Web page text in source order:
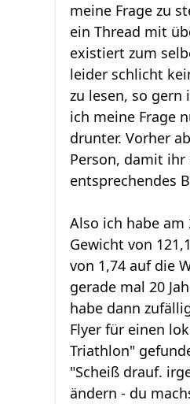
meine Frage zu
ein Thread mit
existiert zum
leider schlicht
zu lesen, so
ich meine Frage
drunter. Vorher
Person, damit ihr
entsprechendes
Also ich habe am
Gewicht von
von 1,74 auf die
gerade mal 20
habe dann
Flyer für einen
Triathlon"
"Scheiß drauf.
ändern - du